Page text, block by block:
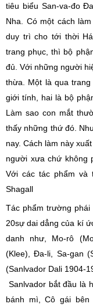
tiêu biểu San-va-đo
Nha. Có một cách
duy trì cho tới thời
trang phục, thì bộ
đủ. Với những người
thừa. Một là qua
giới tính, hai là bộ
Làm sao con mắt
thấy những thứ đó.
nay. Cách làm này
người xưa chứ không
Với các tác phẩm và
Shagall
Tác phẩm trường
20sự dai dẳng của kí
danh như, Mo-rô
(Klee), Đa-li, Sa-gan
(Sanlvador Dali 1904-
Sanlvador bắt đầu là
bánh mì, Cô gái